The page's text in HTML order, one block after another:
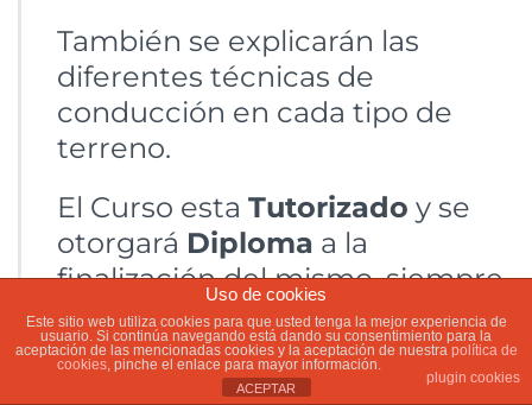
También se explicarán las
diferentes técnicas de
conducción en cada tipo de
terreno.
El Curso esta Tutorizado y se
otorgará Diploma a la
finalización del mismo, siempre
que se aprueben los exámenes
propuestos y se cumpla con los
Uso de cookies
Este sitio web utiliza cookies para que usted tenga la mejor experiencia de
usuario. Si continúa navegando está dando su consentimiento para la
aceptación de las mencionadas cookies y la aceptación de nuestra política de
cookies, pinche el enlace para mayor información.
plugin cookies
ACEPTAR